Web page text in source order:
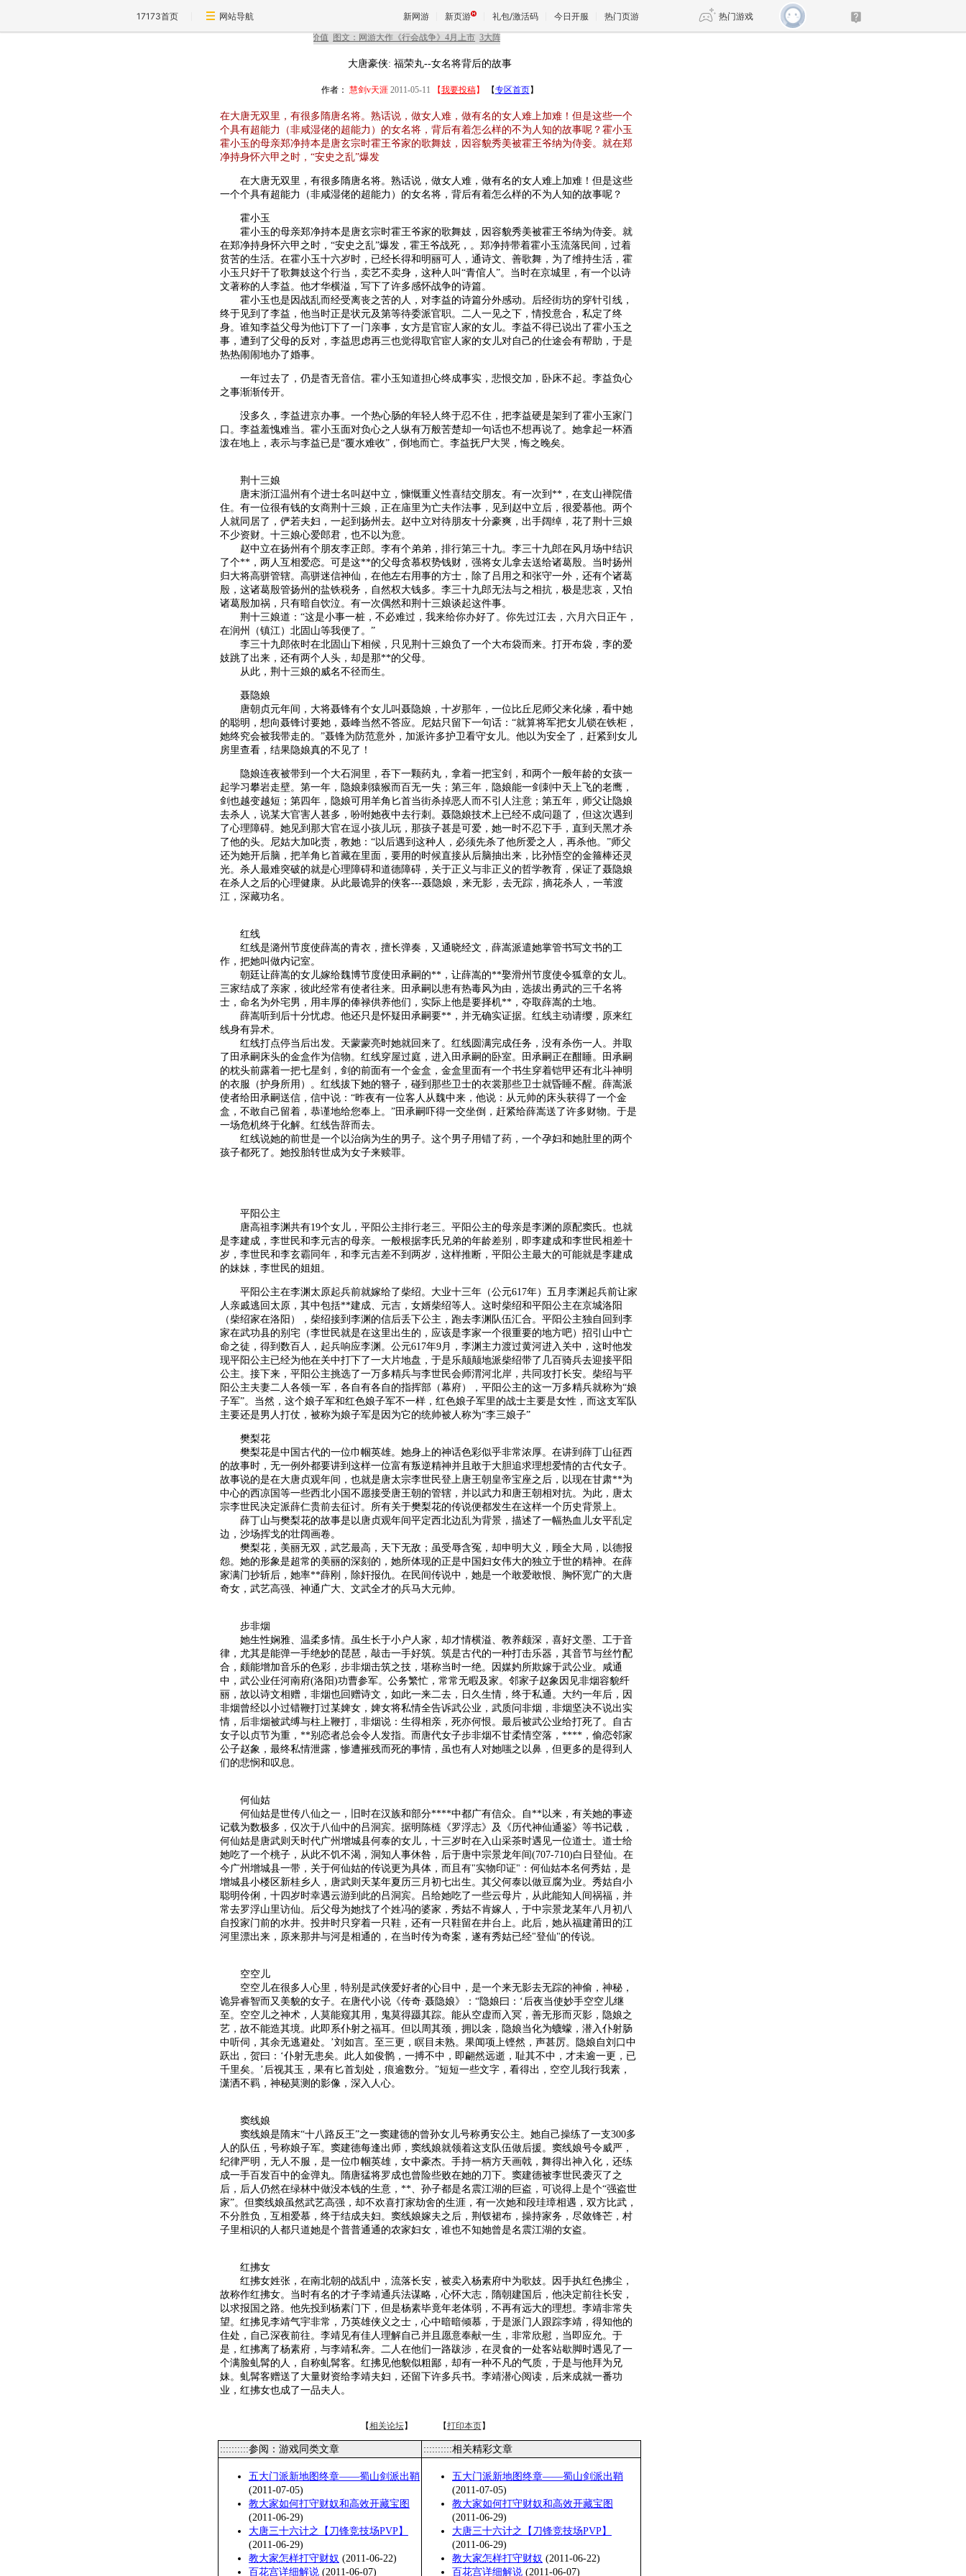
17173首页 网站导航 新网游 新页游 礼包/激活码 今日开服 热门页游 热门游戏
天堂
大唐豪侠: 福荣丸--女名将背后的故事
作者： 慧剑v天涯 2011-05-11 【我要投稿】 【专区首页】
在大唐无双里，有很多隋唐名将。熟话说，做女人难，做有名的女人难上加难！但是这些一个
个具有超能力（非咸湿佬的超能力）的女名将，背后有着怎么样的不为人知的故事呢？霍小玉
霍小玉的母亲郑净持本是唐玄宗时霍王爷家的歌舞妓，因容貌秀美被霍王爷纳为侍妾。就在郑
净持身怀六甲之时，“安史之乱”爆发
在大唐无双里，有很多隋唐名将。熟话说，做女人难，做有名的女人难上加难！但是这些
一个个具有超能力（非咸湿佬的超能力）的女名将，背后有着怎么样的不为人知的故事呢？
霍小玉
霍小玉的母亲郑净持本是唐玄宗时霍王爷家的歌舞妓，因容貌秀美被霍王爷纳为侍妾。就
在郑净持身怀六甲之时，“安史之乱”爆发，霍王爷战死，。郑净持带着霍小玉流落民间，过着
贫苦的生活。在霍小玉十六岁时，已经长得和明丽可人，通诗文、善歌舞，为了维持生活，霍
小玉只好干了歌舞妓这个行当，卖艺不卖身，这种人叫“青倌人”。当时在京城里，有一个以诗
文著称的人李益。他才华横溢，写下了许多感怀战争的诗篇。
霍小玉也是因战乱而经受离丧之苦的人，对李益的诗篇分外感动。后经街坊的穿针引线，
终于见到了李益，他当时正是状元及第等待委派官职。二人一见之下，情投意合，私定了终
身。谁知李益父母为他订下了一门亲事，女方是官宦人家的女儿。李益不得已说出了霍小玉之
事，遭到了父母的反对，李益思虑再三也觉得取官宦人家的女儿对自己的仕途会有帮助，于是
热热闹闹地办了婚事。
一年过去了，仍是杳无音信。霍小玉知道担心终成事实，悲恨交加，卧床不起。李益负心
之事渐渐传开。
没多久，李益进京办事。一个热心肠的年轻人终于忍不住，把李益硬是架到了霍小玉家门
口。李益羞愧难当。霍小玉面对负心之人纵有万般苦楚却一句话也不想再说了。她拿起一杯酒
泼在地上，表示与李益已是“覆水难收”，倒地而亡。李益抚尸大哭，悔之晚矣。
荆十三娘
唐末浙江温州有个进士名叫赵中立，慷慨重义性喜结交朋友。有一次到**，在支山禅院借
住。有一位很有钱的女商荆十三娘，正在庙里为亡夫作法事，见到赵中立后，很爱慕他。两个
人就同居了，俨若夫妇，一起到扬州去。赵中立对待朋友十分豪爽，出手阔绰，花了荆十三娘
不少资财。十三娘心爱郎君，也不以为意。
赵中立在扬州有个朋友李正郎。李有个弟弟，排行第三十九。李三十九郎在风月场中结识
了个**，两人互相爱恋。可是这**的父母贪慕权势钱财，强将女儿拿去送给诸葛殷。当时扬州
归大将高骈管辖。高骈迷信神仙，在他左右用事的方士，除了吕用之和张守一外，还有个诸葛
殷，这诸葛殷管扬州的盐铁税务，自然权大钱多。李三十九郎无法与之相抗，极是悲哀，又怕
诸葛殷加祸，只有暗自饮泣。有一次偶然和荆十三娘谈起这件事。
荆十三娘道：“这是小事一桩，不必难过，我来给你办好了。你先过江去，六月六日正午，
在润州（镇江）北固山等我便了。”
李三十九郎依时在北固山下相候，只见荆十三娘负了一个大布袋而来。打开布袋，李的爱
妓跳了出来，还有两个人头，却是那**的父母。
从此，荆十三娘的威名不径而生。
聂隐娘
唐朝贞元年间，大将聂锋有个女儿叫聂隐娘，十岁那年，一位比丘尼师父来化缘，看中她
的聪明，想向聂锋讨要她，聂峰当然不答应。尼姑只留下一句话：“就算将军把女儿锁在铁柜，
她终究会被我带走的。”聂锋为防范意外，加派许多护卫看守女儿。他以为安全了，赶紧到女儿
房里查看，结果隐娘真的不见了！
隐娘连夜被带到一个大石洞里，吞下一颗药丸，拿着一把宝剑，和两个一般年龄的女孩一
起学习攀岩走壁。第一年，隐娘刺猿猴而百无一失；第三年，隐娘能一剑刺中天上飞的老鹰，
剑也越变越短；第四年，隐娘可用羊角匕首当街杀掉恶人而不引人注意；第五年，师父让隐娘
去杀人，说某大官害人甚多，吩咐她夜中去行刺。聂隐娘技术上已经不成问题了，但这次遇到
了心理障碍。她见到那大官在逗小孩儿玩，那孩子甚是可爱，她一时不忍下手，直到天黑才杀
了他的头。尼姑大加叱责，教她：“以后遇到这种人，必须先杀了他所爱之人，再杀他。”师父
还为她开后脑，把羊角匕首藏在里面，要用的时候直接从后脑抽出来，比孙悟空的金箍棒还灵
光。杀人最难突破的就是心理障碍和道德障碍，关于正义与非正义的哲学教育，保证了聂隐娘
在杀人之后的心理健康。从此最诡异的侠客---聂隐娘，来无影，去无踪，摘花杀人，一苇渡
江，深藏功名。
红线
红线是潞州节度使薛嵩的青衣，擅长弹奏，又通晓经文，薛嵩派遣她掌管书写文书的工
作，把她叫做内记室。
朝廷让薛嵩的女儿嫁给魏博节度使田承嗣的**，让薛嵩的**娶滑州节度使令狐章的女儿。
三家结成了亲家，彼此经常有使者往来。田承嗣以患有热毒风为由，选拔出勇武的三千名将
士，命名为外宅男，用丰厚的俸禄供养他们，实际上他是要择机**，夺取薛嵩的土地。
薛嵩听到后十分忧虑。他还只是怀疑田承嗣要**，并无确实证据。红线主动请缨，原来红
线身有异术。
红线打点停当后出发。天蒙蒙亮时她就回来了。红线圆满完成任务，没有杀伤一人。并取
了田承嗣床头的金盒作为信物。红线穿屋过庭，进入田承嗣的卧室。田承嗣正在酣睡。田承嗣
的枕头前露着一把七星剑，剑的前面有一个金盒，金盒里面有一个书生穿着铠甲还有北斗神明
的衣服（护身所用）。红线拔下她的簪子，碰到那些卫士的衣裳那些卫士就昏睡不醒。薛嵩派
使者给田承嗣送信，信中说：“昨夜有一位客人从魏中来，他说：从元帅的床头获得了一个金
盒，不敢自己留着，恭谨地给您奉上。”田承嗣吓得一交坐倒，赶紧给薛嵩送了许多财物。于是
一场危机终于化解。红线告辞而去。
红线说她的前世是一个以治病为生的男子。这个男子用错了药，一个孕妇和她肚里的两个
孩子都死了。她投胎转世成为女子来赎罪。
平阳公主
唐高祖李渊共有19个女儿，平阳公主排行老三。平阳公主的母亲是李渊的原配窦氏。也就
是李建成，李世民和李元吉的母亲。一般根据李氏兄弟的年龄差别，即李建成和李世民相差十
岁，李世民和李玄霸同年，和李元吉差不到两岁，这样推断，平阳公主最大的可能就是李建成
的妹妹，李世民的姐姐。
平阳公主在李渊太原起兵前就嫁给了柴绍。大业十三年（公元617年）五月李渊起兵前让家
人亲戚逃回太原，其中包括**建成、元吉，女婿柴绍等人。这时柴绍和平阳公主在京城洛阳
（柴绍家在洛阳），柴绍接到李渊的信后丢下公主，跑去李渊队伍汇合。平阳公主独自回到李
家在武功县的别宅（李世民就是在这里出生的，应该是李家一个很重要的地方吧）招引山中亡
命之徒，得到数百人，起兵响应李渊。公元617年9月，李渊主力渡过黄河进入关中，这时他发
现平阳公主已经为他在关中打下了一大片地盘，于是乐颠颠地派柴绍带了几百骑兵去迎接平阳
公主。接下来，平阳公主挑选了一万多精兵与李世民会师渭河北岸，共同攻打长安。柴绍与平
阳公主夫妻二人各领一军，各自有各自的指挥部（幕府），平阳公主的这一万多精兵就称为“娘
子军”。当然，这个娘子军和红色娘子军不一样，红色娘子军里的战士主要是女性，而这支军队
主要还是男人打仗，被称为娘子军是因为它的统帅被人称为“李三娘子”
樊梨花
樊梨花是中国古代的一位巾帼英雄。她身上的神话色彩似乎非常浓厚。在讲到薛丁山征西
的故事时，无一例外都要讲到这样一位富有叛逆精神并且敢于大胆追求理想爱情的古代女子。
故事说的是在大唐贞观年间，也就是唐太宗李世民登上唐王朝皇帝宝座之后，以现在甘肃**为
中心的西凉国等一些西北小国不愿接受唐王朝的管辖，并以武力和唐王朝相对抗。为此，唐太
宗李世民决定派薛仁贵前去征讨。所有关于樊梨花的传说便都发生在这样一个历史背景上。
薛丁山与樊梨花的故事是以唐贞观年间平定西北边乱为背景，描述了一幅热血儿女平乱定
边，沙场挥戈的壮阔画卷。
樊梨花，美丽无双，武艺最高，天下无敌；虽受辱含冤，却申明大义，顾全大局，以德报
怨。她的形象是超常的美丽的深刻的，她所体现的正是中国妇女伟大的独立于世的精神。在薛
家满门抄斩后，她率**薛刚，除奸报仇。在民间传说中，她是一个敢爱敢恨、胸怀宽广的大唐
奇女，武艺高强、神通广大、文武全才的兵马大元帅。
步非烟
她生性娴雅、温柔多情。虽生长于小户人家，却才情横溢、教养颇深，喜好文墨、工于音
律，尤其是能弹一手绝妙的琵琶，敲击一手好筑。筑是古代的一种打击乐器，其音节与丝竹配
合，颇能增加音乐的色彩，步非烟击筑之技，堪称当时一绝。因媒妁所欺嫁于武公业。咸通
中，武公业任河南府(洛阳)功曹参军。公务繁忙，常常无暇及家。邻家子赵象因见非烟容貌纤
丽，故以诗文相赠，非烟也回赠诗文，如此一来二去，日久生情，终于私通。大约一年后，因
非烟曾经以小过错鞭打过某婢女，婢女将私情全告诉武公业，武质问非烟，非烟坚决不说出实
情，后非烟被武缚与柱上鞭打，非烟说：生得相亲，死亦何恨。最后被武公业给打死了。自古
女子以贞节为重，**别恋者总会令人发指。而唐代女子步非烟不甘柔情空落，****，偷恋邻家
公子赵象，最终私情泄露，惨遭摧残而死的事情，虽也有人对她嗤之以鼻，但更多的是得到人
们的悲悯和叹息。
何仙姑
何仙姑是世传八仙之一，旧时在汉族和部分****中都广有信众。自**以来，有关她的事迹
记载为数极多，仅次于八仙中的吕洞宾。据明陈梿《罗浮志》及《历代神仙通鉴》等书记载，
何仙姑是唐武则天时代广州增城县何泰的女儿，十三岁时在入山采茶时遇见一位道士。道士给
她吃了一个桃子，从此不饥不渴，洞知人事休咎，后于唐中宗景龙年间(707-710)白日登仙。在
今广州增城县一带，关于何仙姑的传说更为具体，而且有"实物印证"：何仙姑本名何秀姑，是
增城县小楼区新桂乡人，唐武则天某年夏历三月初七出生。其父何泰以做豆腐为业。秀姑自小
聪明伶俐，十四岁时幸遇云游到此的吕洞宾。吕给她吃了一些云母片，从此能知人间祸福，并
常去罗浮山里访仙。后父母为她找了个姓冯的婆家，秀姑不肯嫁人，于中宗景龙某年八月初八
自投家门前的水井。投井时只穿着一只鞋，还有一只鞋留在井台上。此后，她从福建莆田的江
河里漂出来，原来那井与河是相通的，在当时传为奇案，遂有秀姑已经"登仙"的传说。
空空儿
空空儿在很多人心里，特别是武侠爱好者的心目中，是一个来无影去无踪的神偷，神秘，
诡异睿智而又美貌的女子。在唐代小说《传奇·聂隐娘》：“隐娘曰：‘后夜当使妙手空空儿继
至。空空儿之神术，人莫能窥其用，鬼莫得蹑其踪。能从空虚而入冥，善无形而灭影，隐娘之
艺，故不能造其境。此即系仆射之福耳。但以周其颈，拥以衾，隐娘当化为蠛蠓，潜入仆射肠
中听伺，其余无逃避处。’刘如言。至三更，瞑目未熟。果闻项上铿然，声甚厉。隐娘自刘口中
跃出，贺曰：‘仆射无患矣。此人如俊鹘，一搏不中，即翩然远逝，耻其不中，才未逾一更，已
千里矣。’后视其玉，果有匕首划处，痕逾数分。”短短一些文字，看得出，空空儿我行我素，
潇洒不羁，神秘莫测的影像，深入人心。
窦线娘
窦线娘是隋末“十八路反王”之一窦建德的曾孙女儿号称勇安公主。她自己操练了一支300多
人的队伍，号称娘子军。窦建德每逢出师，窦线娘就领着这支队伍做后援。窦线娘号令威严，
纪律严明，无人不服，是一位巾帼英雄，女中豪杰。手持一柄方天画戟，舞得出神入化，还练
成一手百发百中的金弹丸。隋唐猛将罗成也曾险些败在她的刀下。窦建德被李世民袭灭了之
后，后人仍然在绿林中做没本钱的生意，**、孙子都是名震江湖的巨盗，可说得上是个“强盗世
家”。但窦线娘虽然武艺高强，却不欢喜打家劫舍的生涯，有一次她和段珪璋相遇，双方比武，
不分胜负，互相爱慕，终于结成夫妇。窦线娘嫁夫之后，荆钗裙布，操持家务，尽敛锋芒，村
子里相识的人都只道她是个普普通通的农家妇女，谁也不知她曾是名震江湖的女盗。
红拂女
红拂女姓张，在南北朝的战乱中，流落长安，被卖入杨素府中为歌妓。因手执红色拂尘，
故称作红拂女。当时有名的才子李靖通兵法谋略，心怀大志，隋朝建国后，他决定前往长安，
以求报国之路。他先投到杨素门下，但是杨素毕竟年老体弱，不再有远大的理想。李靖非常失
望。红拂见李靖气宇非常，乃英雄侠义之士，心中暗暗倾慕，于是派门人跟踪李靖，得知他的
住处，自己深夜前往。李靖见有佳人理解自己并且愿意奉献一生，非常欣慰，当即应允。于
是，红拂离了杨素府，与李靖私奔。二人在他们一路跋涉，在灵食的一处客站歇脚时遇见了一
个满脸虬髯的人，自称虬髯客。红拂见他貌似粗鄙，却有一种不凡的气质，于是与他拜为兄
妹。虬髯客赠送了大量财资给李靖夫妇，还留下许多兵书。李靖潜心阅读，后来成就一番功
业，红拂女也成了一品夫人。
【相关论坛】 【打印本页】
::::::::::参阅：游戏同类文章 ::::::::::相关精彩文章
五大门派新地图终章——蜀山剑派出鞘
(2011-07-05)
教大家如何打守财奴和高效开藏宝图
(2011-06-29)
大唐三十六计之【刀锋竞技场PVP】
(2011-06-29)
教大家怎样打守财奴 (2011-06-22)
百花宫详细解说 (2011-06-07)
五大门派新地图终章——蜀山剑派出鞘
(2011-07-05)
教大家如何打守财奴和高效开藏宝图
(2011-06-29)
大唐三十六计之【刀锋竞技场PVP】
(2011-06-29)
教大家怎样打守财奴 (2011-06-22)
百花宫详细解说 (2011-06-07)